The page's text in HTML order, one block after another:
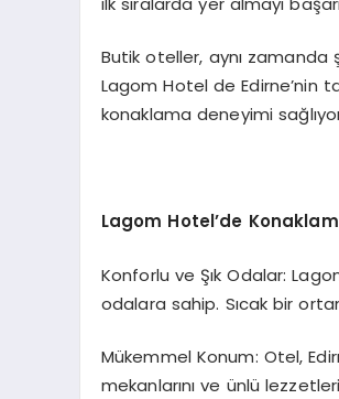
Butik oteller, aynı
Lagom Hotel de Edirne’nin
konaklama deneyimi
Lagom Hotel’de
Konforlu ve Şık Odalar:
odalara sahip. Sıcak bir
Mükemmel Konum: Otel,
mekanlarını ve ünlü